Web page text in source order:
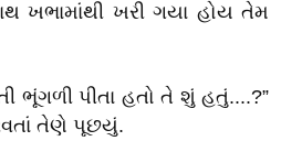
ખભામાંથી ખરી ગયા હોય તેમ
ભૂંગળી પીતા હતો તે શું હતું....?”
તેણે પૂછયું.